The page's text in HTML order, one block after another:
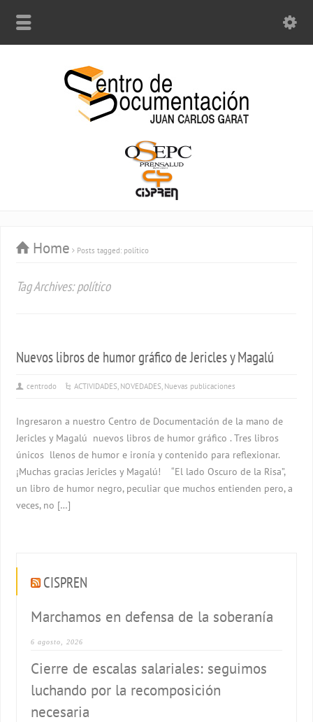
Home Posts tagged: político
Tag Archives: político
Nuevos libros de humor gráfico de Jericles y Magalú
centrodo ACTIVIDADES, NOVEDADES, Nuevas publicaciones
Ingresaron a nuestro Centro de Documentación de la mano de
Jericles y Magalú nuevos libros de humor gráfico . Tres libros
únicos llenos de humor e ironía y contenido para reflexionar.
¡Muchas gracias Jericles y Magalú! “El lado Oscuro de la Risa”,
un libro de humor negro, peculiar que muchos entienden pero, a
veces, no […]
CISPREN
Marchamos en defensa de la soberanía
6 agosto, 2026
Cierre de escalas salariales: seguimos
luchando por la recomposición
necesaria